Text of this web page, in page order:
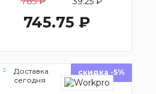
745.75 ₽
Доставка
сегодня
скидка -5%